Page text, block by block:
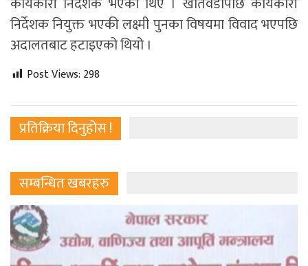
निर्देशक नियुक्त भएकी लक्ष्मी पुनका विषयमा विवाद भएपछि
अदालतबाट हटाइएको थियो ।
Post Views: 298
प्रतिक्रिया दिनुहोस !
सम्बन्धित खबरहरु